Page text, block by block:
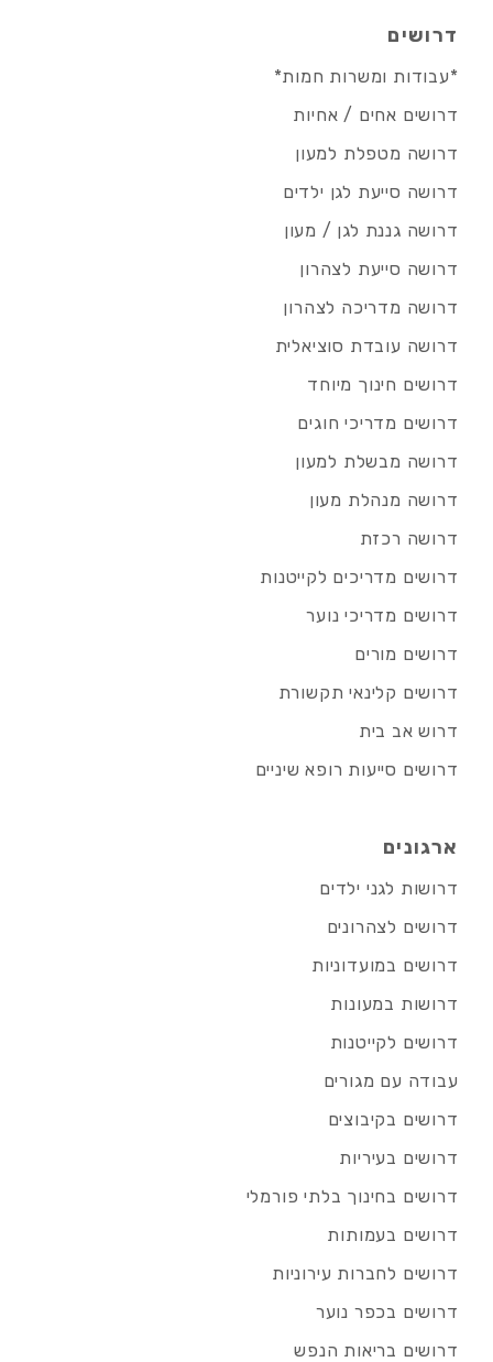
דרושים
*עבודות ומשרות חמות*
דרושים אחים / אחיות
דרושה מטפלת למעון
דרושה סייעת לגן ילדים
דרושה גננת לגן / מעון
דרושה סייעת לצהרון
דרושה מדריכה לצהרון
דרושה עובדת סוציאלית
דרושים חינוך מיוחד
דרושים מדריכי חוגים
דרושה מבשלת למעון
דרושה מנהלת מעון
דרושה רכזת
דרושים מדריכים לקייטנות
דרושים מדריכי נוער
דרושים מורים
דרושים קלינאי תקשורת
דרוש אב בית
דרושים סייעות רופא שיניים
ארגונים
דרושות לגני ילדים
דרושים לצהרונים
דרושים במועדוניות
דרושות במעונות
דרושים לקייטנות
עבודה עם מגורים
דרושים בקיבוצים
דרושים בעיריות
דרושים בחינוך בלתי פורמלי
דרושים בעמותות
דרושים לחברות עירוניות
דרושים בכפר נוער
דרושים בריאות הנפש